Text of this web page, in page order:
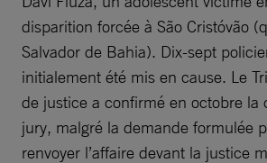
disparition forcée à São Cristóvão
Salvador de Bahia). Dix-sept
initialement été mis en cause. Le
de justice a confirmé en octobre la
jury, malgré la demande formulée
renvoyer l’affaire devant la justice